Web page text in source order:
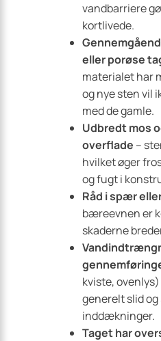
vandbarriere
kortlivede.
eller porøse
materialet har
og nye sten vil
med de gamle.
Udbredt mos
overflade –
hvilket øger
og fugt i
Råd i spær
bæreevnen er
skaderne
kviste,
generelt slid og
inddækninger.
Taget har